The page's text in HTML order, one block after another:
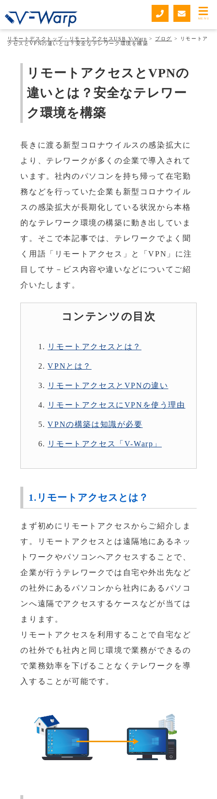
MENU
リモートデスクトップ・リモートアクセスUSB V-Warp > ブログ >
リモートア
クセスとVPNの違いとは？安全なテレワーク環境を構築
リモートアクセスとVPNの
違いとは？安全なテレワー
ク環境を構築
長きに渡る新型コロナウイルスの感染拡大に
より、テレワークが多くの企業で導入されて
います。社内のパソコンを持ち帰って在宅勤
務などを行っていた企業も新型コロナウイル
スの感染拡大が長期化している状況から本格
的なテレワーク環境の構築に動き出していま
す。そこで本記事では、テレワークでよく聞
く用語「リモートアクセス」と「VPN」に注
目してサ－ビス内容や違いなどについてご紹
介いたします。
コンテンツの目次
リモートアクセスとは？
VPNとは？
リモートアクセスとVPNの違い
リモートアクセスにVPNを使う理由
VPNの構築は知識が必要
リモートアクセス「V-Warp」
1.リモートアクセスとは？
まず初めにリモートアクセスからご紹介しま
す。リモートアクセスとは遠隔地にあるネッ
トワークやパソコンへアクセスすることで、
企業が行うテレワークでは自宅や外出先など
の社外にあるパソコンから社内にあるパソコ
ンへ遠隔でアクセスするケースなどが当ては
まります。
リモートアクセスを利用することで自宅など
の社外でも社内と同じ環境で業務ができるの
で業務効率を下げることなくテレワークを導
入することが可能です。